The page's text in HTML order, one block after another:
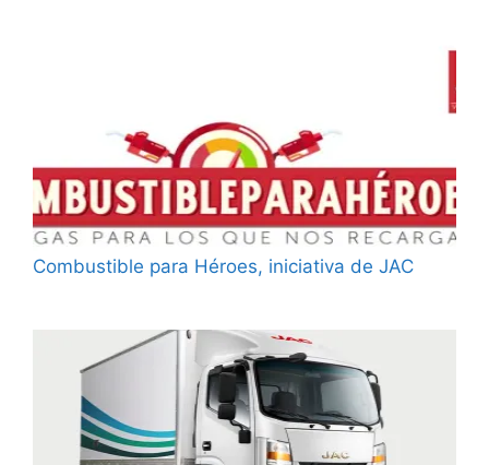
Combustible para Héroes, iniciativa de JAC